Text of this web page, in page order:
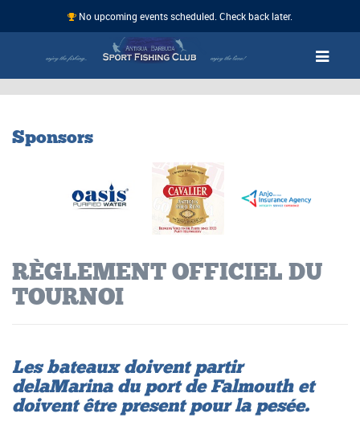
No upcoming events scheduled. Check back later.
Sponsors
RÈGLEMENT OFFICIEL DU
TOURNOI
Les bateaux doivent partir
de la Marina du port de Falmouth et
doivent être present pour la pesée.